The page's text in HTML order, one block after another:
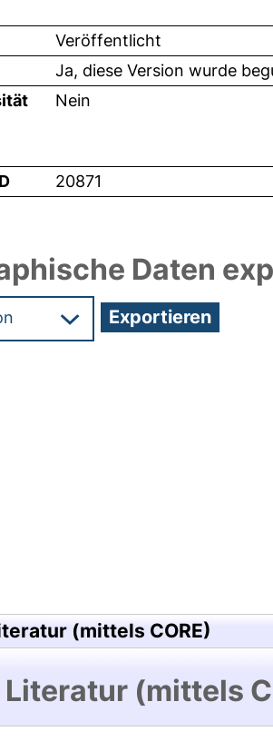
Veröffentlicht
Ja, diese Version wurde
Nein
20871
Daten
(mittels CORE)
(mittels